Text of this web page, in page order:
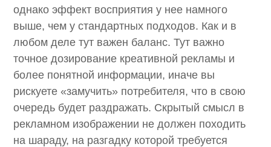
однако эффект восприятия у нее намного
выше, чем у стандартных подходов. Как и в
любом деле тут важен баланс. Тут важно
точное дозирование креативной рекламы и
более понятной информации, иначе вы
рискуете «замучить» потребителя, что в свою
очередь будет раздражать. Скрытый смысл в
рекламном изображении не должен походить
на шараду, на разгадку которой требуется